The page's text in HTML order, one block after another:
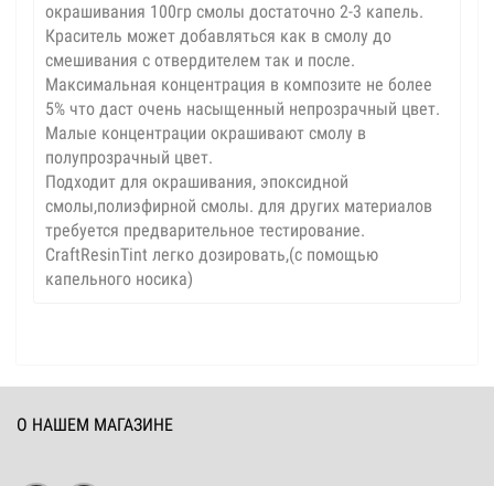
окрашивания 100гр смолы достаточно 2-3 капель.
Краситель может добавляться как в смолу до
смешивания с отвердителем так и после.
Максимальная концентрация в композите не более
5% что даст очень насыщенный непрозрачный цвет.
Малые концентрации окрашивают смолу в
полупрозрачный цвет.
Подходит для окрашивания, эпоксидной
смолы,полиэфирной смолы. для других материалов
требуется предварительное тестирование.
CraftResinTint легко дозировать,(с помощью
капельного носика)
О НАШЕМ МАГАЗИНЕ